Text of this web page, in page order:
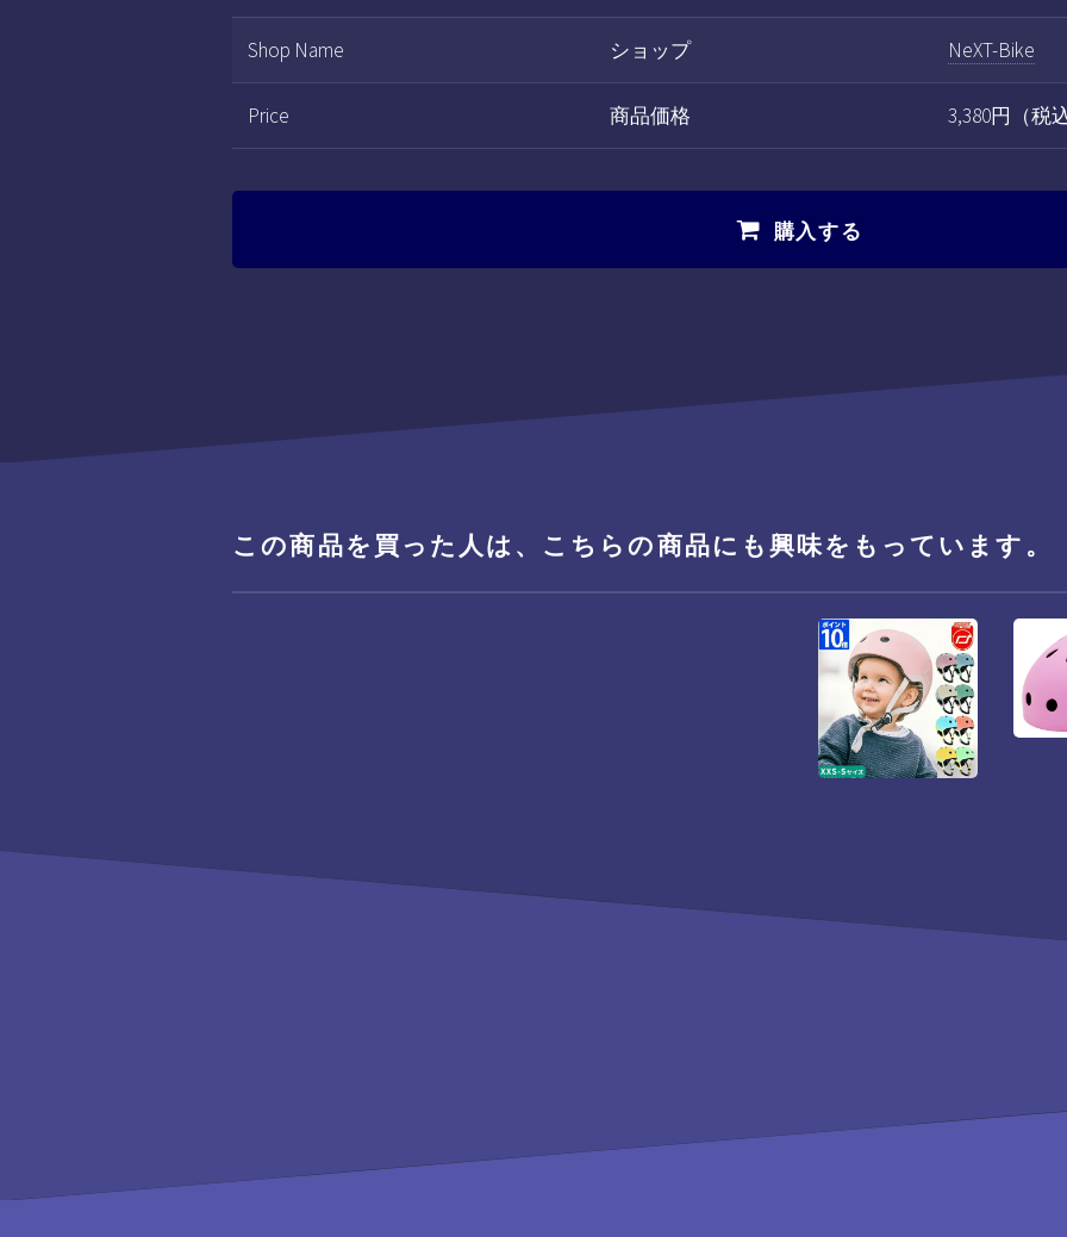
Shop Name ショップ NeXT-Bike
Price 商品価格 3,380円（税
購入する
この商品を買った人は、こちらの商品にも興味をもっています。